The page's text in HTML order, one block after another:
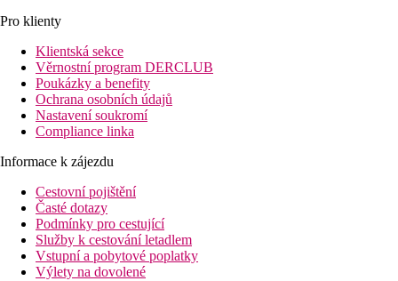
Pro klienty
Klientská sekce
Věrnostní program DERCLUB
Poukázky a benefity
Ochrana osobních údajů
Nastavení soukromí
Compliance linka
Informace k zájezdu
Cestovní pojištění
Časté dotazy
Podmínky pro cestující
Služby k cestování letadlem
Vstupní a pobytové poplatky
Výlety na dovolené